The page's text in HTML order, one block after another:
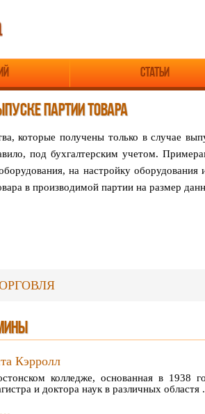
Статьи
ПАРТИИ ТОВАРА
которые получены только в случае
под бухгалтерским учетом.
на настройку оборудования
в производимой партии на размер
Кэрролл
колледже, основанная в 1938
и доктора наук в различных областя